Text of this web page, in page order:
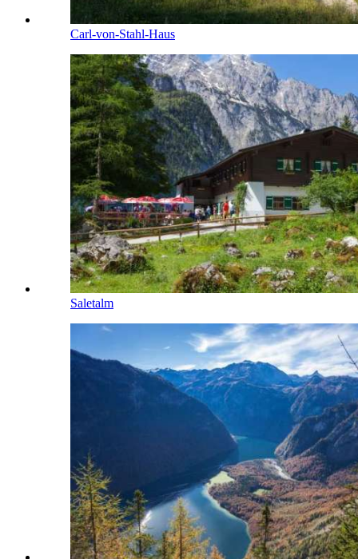
Carl-von-Stahl-Haus
Saletalm